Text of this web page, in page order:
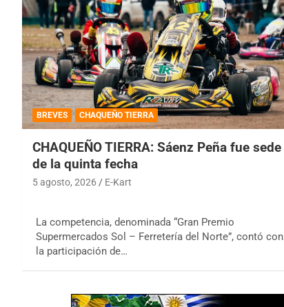
BREVES CHAQUEÑO TIERRA
CHAQUEÑO TIERRA: Sáenz Peña fue sede
de la quinta fecha
5 agosto, 2026 E-Kart
La competencia, denominada “Gran Premio
Supermercados Sol – Ferretería del Norte”, contó con
la participación de…